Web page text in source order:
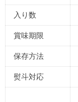
入り数
賞味期限
保存方法
熨斗対応